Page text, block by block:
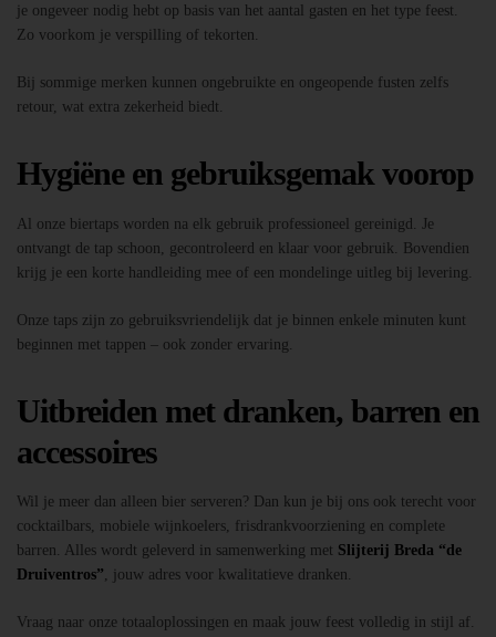
je ongeveer nodig hebt op basis van het aantal gasten en het type feest.
Zo voorkom je verspilling of tekorten.
Bij sommige merken kunnen ongebruikte en ongeopende fusten zelfs
retour, wat extra zekerheid biedt.
Hygiëne en gebruiksgemak voorop
Al onze biertaps worden na elk gebruik professioneel gereinigd. Je
ontvangt de tap schoon, gecontroleerd en klaar voor gebruik. Bovendien
krijg je een korte handleiding mee of een mondelinge uitleg bij levering.
Onze taps zijn zo gebruiksvriendelijk dat je binnen enkele minuten kunt
beginnen met tappen – ook zonder ervaring.
Uitbreiden met dranken, barren en
accessoires
Wil je meer dan alleen bier serveren? Dan kun je bij ons ook terecht voor
cocktailbars, mobiele wijnkoelers, frisdrankvoorziening en complete
barren. Alles wordt geleverd in samenwerking met Slijterij Breda “de
Druiventros” , jouw adres voor kwalitatieve dranken.
Vraag naar onze totaaloplossingen en maak jouw feest volledig in stijl af.